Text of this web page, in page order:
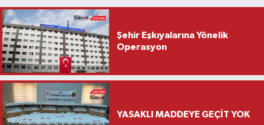
Şehir Eşkıyalarına Yönelik
Operasyon
YASAKLI MADDEYE GEÇİT YOK